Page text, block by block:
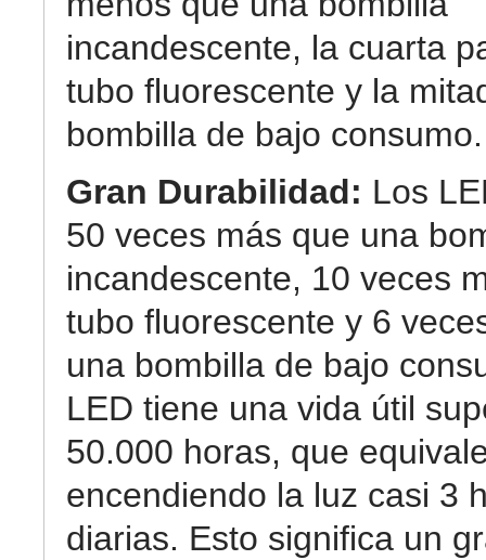
incandescente, la cuarta
tubo fluorescente y la
bombilla de bajo consumo.
Gran Durabilidad: Los
50 veces más que una
incandescente, 10 veces
tubo fluorescente y 6
una bombilla de bajo
LED tiene una vida útil
50.000 horas, que
encendiendo la luz casi 3
diarias. Esto significa un